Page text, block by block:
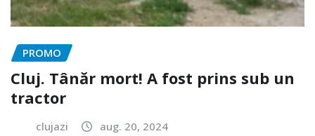
PROMO
Cluj. Tânăr mort! A fost prins sub un
tractor
clujazi aug. 20, 2024